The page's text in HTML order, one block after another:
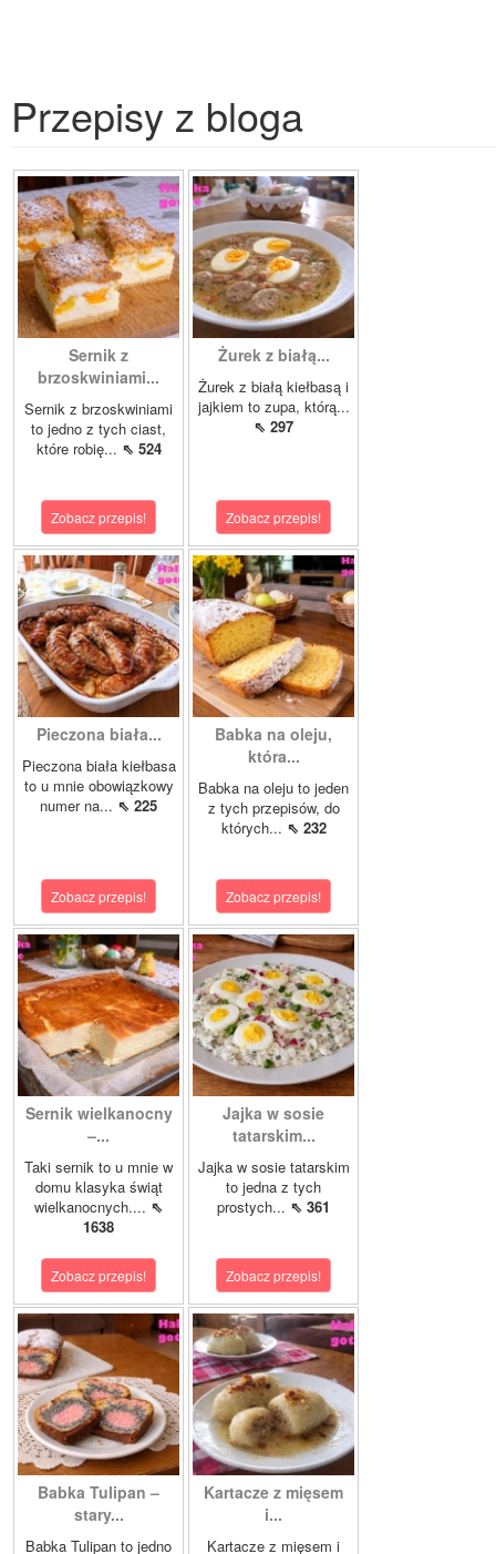
Przepisy z bloga
Sernik z
brzoskwiniami...
Sernik z brzoskwiniami
to jedno z tych ciast,
które robię... ⇖ 524
Zobacz przepis!
Żurek z białą...
Żurek z białą kiełbasą i
jajkiem to zupa, którą...
⇖ 297
Zobacz przepis!
Pieczona biała...
Pieczona biała kiełbasa
to u mnie obowiązkowy
numer na... ⇖ 225
Zobacz przepis!
Babka na oleju,
która...
Babka na oleju to jeden
z tych przepisów, do
których... ⇖ 232
Zobacz przepis!
Sernik wielkanocny
–...
Taki sernik to u mnie w
domu klasyka świąt
wielkanocnych.... ⇖
1638
Zobacz przepis!
Jajka w sosie
tatarskim...
Jajka w sosie tatarskim
to jedna z tych
prostych... ⇖ 361
Zobacz przepis!
Babka Tulipan –
stary...
Babka Tulipan to jedno
Kartacze z mięsem
i...
Kartacze z mięsem i